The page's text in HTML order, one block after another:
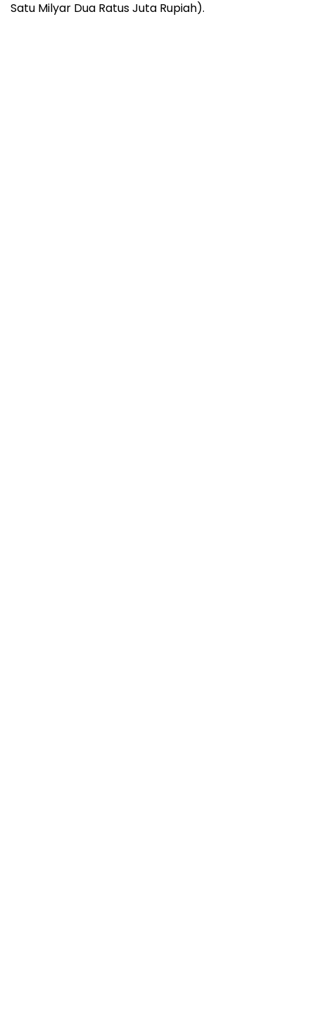
Satu Milyar Dua Ratus Juta Rupiah).